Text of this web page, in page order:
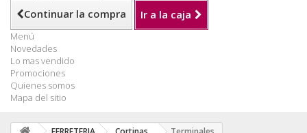
Continuar la compra Ir a la caja
Menú
Novedades
Lo mas vendido
Promociones
Quienes somos
Mapa del sitio